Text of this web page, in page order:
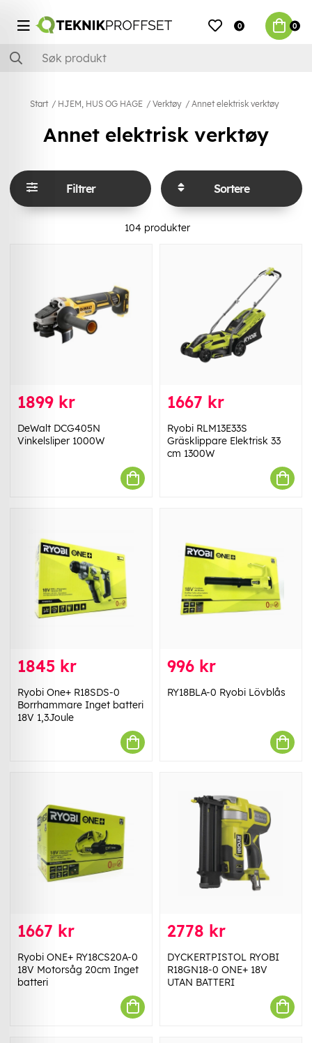
0 0
Start HJEM, HUS OG HAGE Verktøy Annet elektrisk verktøy
Annet elektrisk verktøy
Filtrer Sortere
104 produkter
1899 kr
DeWalt DCG405N
Vinkelsliper 1000W
1667 kr
Ryobi RLM13E33S
Gräsklippare Elektrisk 33
cm 1300W
1845 kr
Ryobi One+ R18SDS-0
Borrhammare Inget batteri
18V 1,3Joule
996 kr
RY18BLA-0 Ryobi Lövblås
1667 kr
Ryobi ONE+ RY18CS20A-0
18V Motorsåg 20cm Inget
batteri
2778 kr
DYCKERTPISTOL RYOBI
R18GN18-0 ONE+ 18V
UTAN BATTERI